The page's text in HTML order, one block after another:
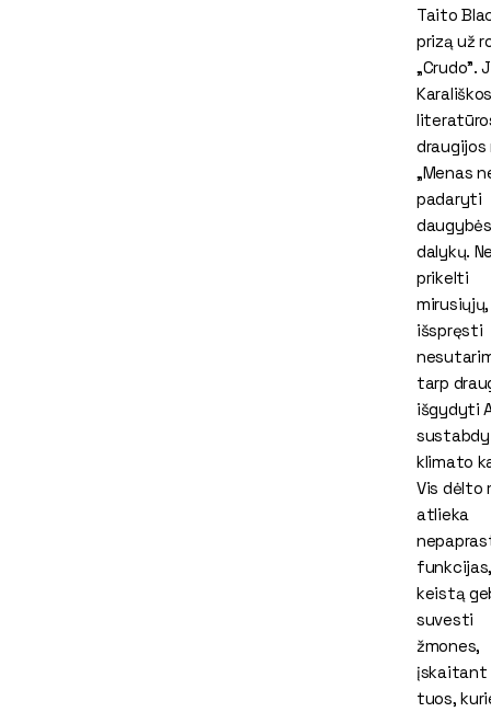
Taito
prizą už
„Crudo”.
draugijos
„Menas
padaryti
daugybės
dalykų.
prikelti
išspręsti
tarp
išgydyti
klimato
Vis dėlto
atlieka
keistą
suvesti
žmones,
įskaitant
tuos,